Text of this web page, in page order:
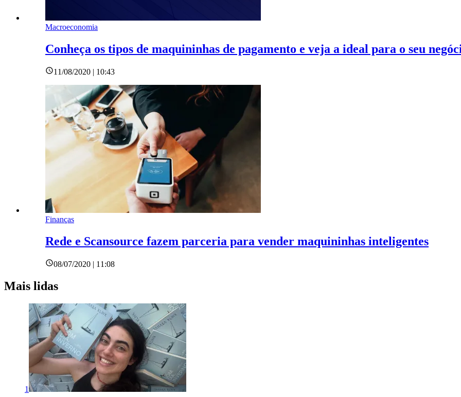
Macroeconomia
Conheça os tipos de maquininhas de pagamento e veja a ideal para o seu
11/08/2020 | 10:43
Finanças
Rede e Scansource fazem parceria para vender maquininhas inteligentes
08/07/2020 | 11:08
Mais lidas
1